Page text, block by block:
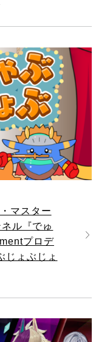
マスター
ル『でゅ
プロデ
じょぶじょ